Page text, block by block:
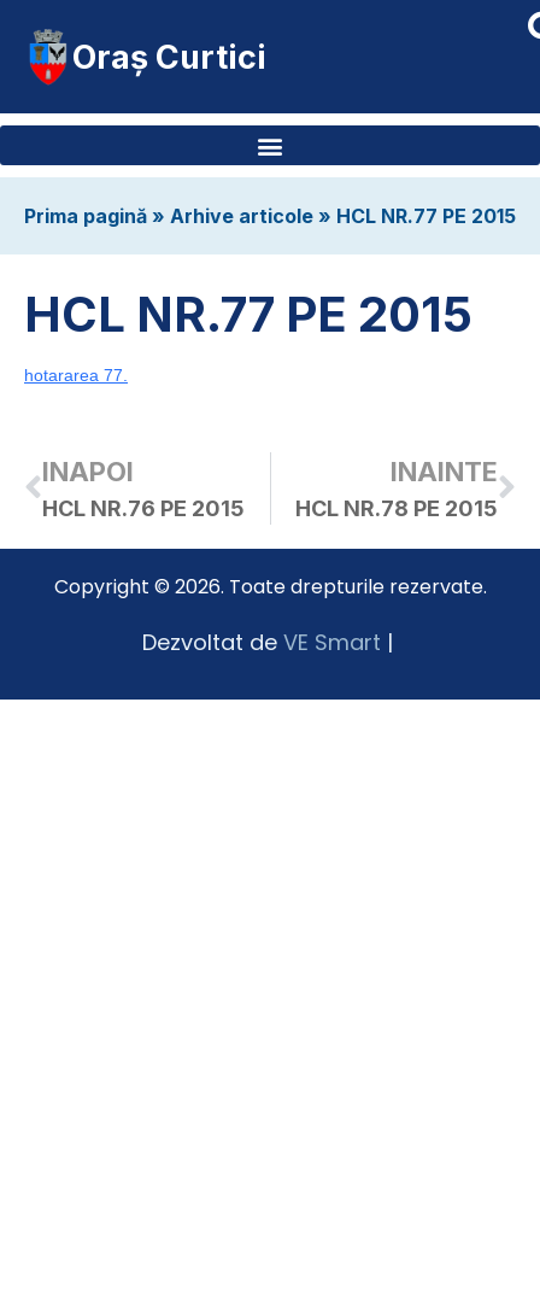
Oraș Curtici
Prima pagină » Arhive articole » HCL NR.77 PE 2015
HCL NR.77 PE 2015
hotararea 77.
INAPOI
HCL NR.76 PE 2015
INAINTE
HCL NR.78 PE 2015
Copyright © 2026. Toate drepturile rezervate.
Dezvoltat de VE Smart |